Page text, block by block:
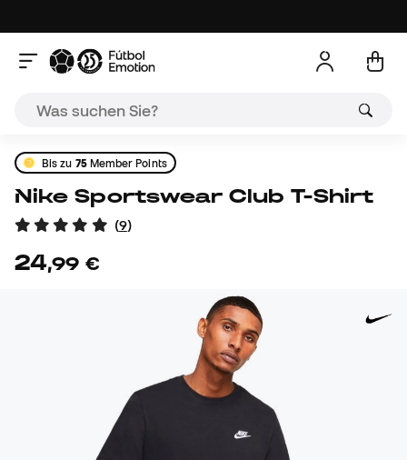
Bis zu 75Member Points
Nike Sportswear Club T-Shirt
(9)
24,99 €